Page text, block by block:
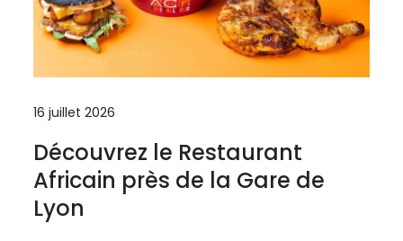
16 juillet 2026
Découvrez le Restaurant
Africain près de la Gare de
Lyon